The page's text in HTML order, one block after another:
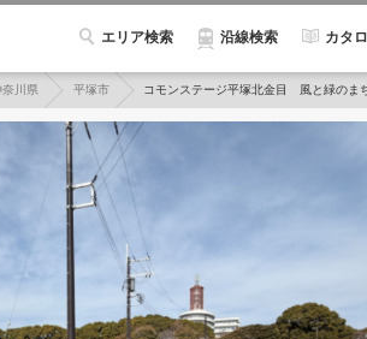
エリア検索 沿線検索 カタ
奈川県 平塚市 コモンステージ平塚北金目 風と緑のま